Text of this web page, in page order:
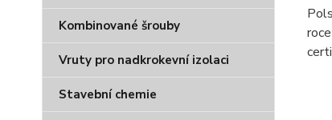
Kombinované šrouby
Vruty pro nadkrokevní izolaci
Stavební chemie